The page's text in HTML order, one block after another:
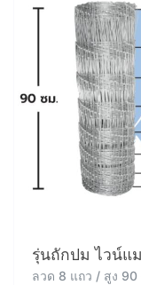
รุ่นถักปม ไวน์แ
ลวด 8 แถว / สูง